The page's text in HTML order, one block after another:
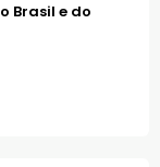
Brasil e do